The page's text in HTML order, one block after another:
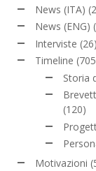
News (ITA)
News (ENG)
Interviste (26)
Timeline
Storia
(120)
Motivazioni